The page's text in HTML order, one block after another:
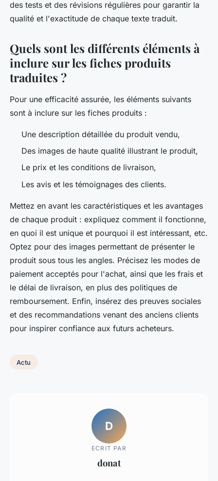
des tests et des révisions régulières pour garantir la
qualité et l'exactitude de chaque texte traduit.
Quels sont les différents éléments à
inclure sur les fiches produits
traduites ?
Pour une efficacité assurée, les éléments suivants
sont à inclure sur les fiches produits :
Une description détaillée du produit vendu,
Des images de haute qualité illustrant le produit,
Le prix et les conditions de livraison,
Les avis et les témoignages des clients.
Mettez en avant les caractéristiques et les avantages
de chaque produit : expliquez comment il fonctionne,
en quoi il est unique et pourquoi il est intéressant, etc.
Optez pour des images permettant de présenter le
produit sous tous les angles. Précisez les modes de
paiement acceptés pour l'achat, ainsi que les frais et
le délai de livraison, en plus des politiques de
remboursement. Enfin, insérez des preuves sociales
et des recommandations venant des anciens clients
pour inspirer confiance aux futurs acheteurs.
Actu
D
ECRIT PAR
donat